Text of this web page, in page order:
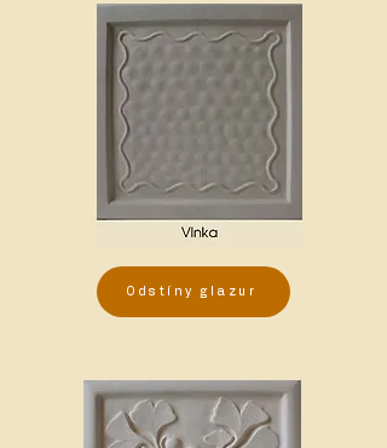
Odstíny glazur